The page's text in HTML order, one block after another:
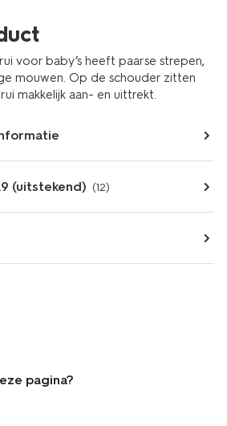
voor baby’s heeft paarse strepen,
mouwen. Op de schouder zitten
makkelijk aan- en uittrekt.
(uitstekend) (12)
pagina?